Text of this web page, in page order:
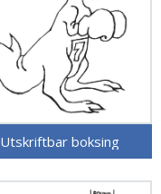
Utskriftbar boksing